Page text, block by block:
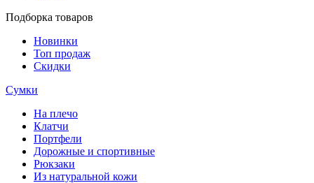
Подборка товаров
Новинки
Топ продаж
Скидки
Сумки
На плечо
Клатчи
Портфели
Дорожные и спортивные
Рюкзаки
Из натуральной кожи